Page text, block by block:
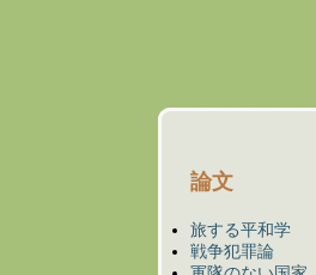
論文
旅する平和学
戦争犯罪論